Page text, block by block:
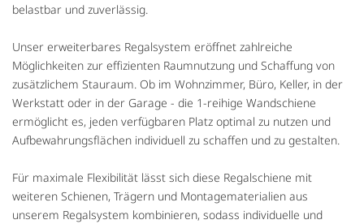
belastbar und zuverlässig.
Unser erweiterbares Regalsystem eröffnet zahlreiche
Möglichkeiten zur effizienten Raumnutzung und Schaffung von
zusätzlichem Stauraum. Ob im Wohnzimmer, Büro, Keller, in der
Werkstatt oder in der Garage - die 1-reihige Wandschiene
ermöglicht es, jeden verfügbaren Platz optimal zu nutzen und
Aufbewahrungsflächen individuell zu schaffen und zu gestalten.
Für maximale Flexibilität lässt sich diese Regalschiene mit
weiteren Schienen, Trägern und Montagematerialien aus
unserem Regalsystem kombinieren, sodass individuelle und